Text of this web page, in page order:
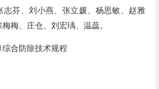
志芬、刘小燕、张立媛、杨思敏、赵雅
梅、庄仓、刘宏瑀、温蕊。
综合防除技术规程